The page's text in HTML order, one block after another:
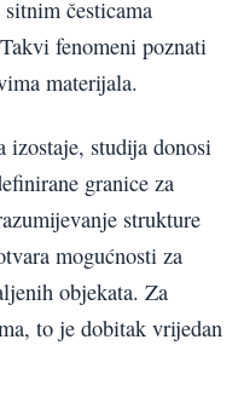
česticama
fenomeni poznati
materijala.
izostaje, studija donosi
granice za
strukture
mogućnosti za
objekata. Za
to je dobitak vrijedan